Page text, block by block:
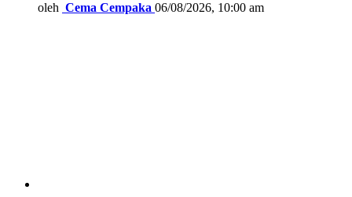
oleh Cema Cempaka 06/08/2026, 10:00 am